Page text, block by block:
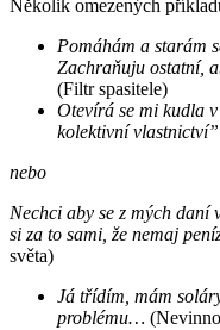
Několik omezených
Pomáhám a starám
Zachraňuju ostatní,
(Filtr spasitele)
Otevírá se mi kudla
kolektivní vlastnictví”
nebo
Nechci aby se z mých daní
si za to sami, že nemaj
světa)
Já třídím, mám
problému…